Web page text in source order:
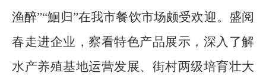
渔醉”“鮰归”在我市餐饮市场颇受欢迎。盛阅
春走进企业，察看特色产品展示，深入了解
水产养殖基地运营发展、街村两级培育壮大